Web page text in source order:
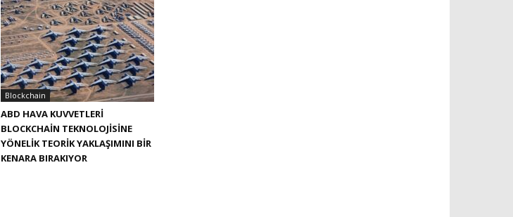
Blockchain
ABD HAVA KUVVETLERI
BLOCKCHAIN TEKNOLOJISINE
YÖNELIK TEORIK YAKLAŞIMINI BIR
KENARA BIRAKIYOR